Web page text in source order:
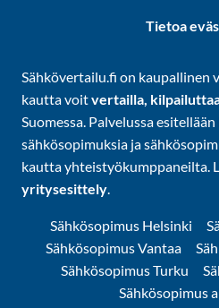
Tietoa
Sähkövertailu.fi on kaupallinen
kautta voitvertailla,
Suomessa. Palvelussa
sähkösopimuksia ja
kautta yhteistyökumppaneilta.
yritysesittely.
Sähkösopimus Helsinki
Sähkösopimus Vantaa
Sähkösopimus Turku
Sähkösopimus